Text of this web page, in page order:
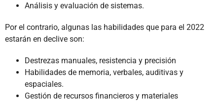
Análisis y evaluación de sistemas.
Por el contrario, algunas las habilidades que para el 2022
estarán en declive son:
Destrezas manuales, resistencia y precisión
Habilidades de memoria, verbales, auditivas y
espaciales.
Gestión de recursos financieros y materiales